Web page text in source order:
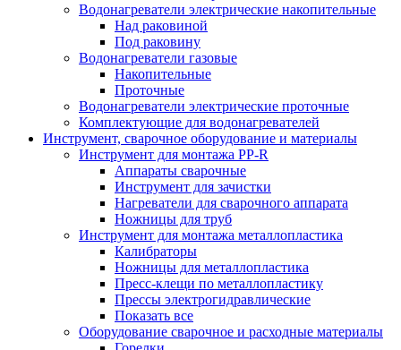
Водонагреватели электрические накопительные
Над раковиной
Под раковину
Водонагреватели газовые
Накопительные
Проточные
Водонагреватели электрические проточные
Комплектующие для водонагревателей
Инструмент, сварочное оборудование и материалы
Инструмент для монтажа PP-R
Аппараты сварочные
Инструмент для зачистки
Нагреватели для сварочного аппарата
Ножницы для труб
Инструмент для монтажа металлопластика
Калибраторы
Ножницы для металлопластика
Пресс-клещи по металлопластику
Прессы электрогидравлические
Показать все
Оборудование сварочное и расходные материалы